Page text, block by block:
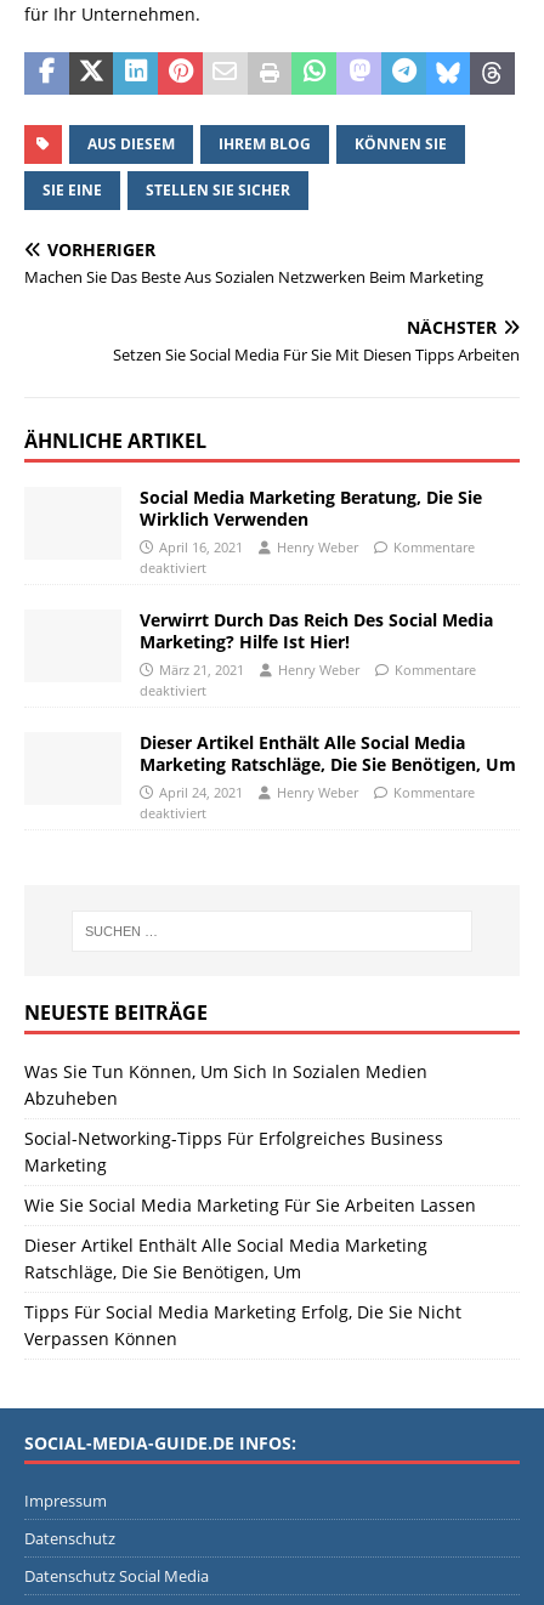
für Ihr Unternehmen.
AUS DIESEM IHREM BLOG KÖNNEN SIE
SIE EINE STELLEN SIE SICHER
VORHERIGER
Machen Sie Das Beste Aus Sozialen Netzwerken Beim Marketing
NÄCHSTER
Setzen Sie Social Media Für Sie Mit Diesen Tipps Arbeiten
ÄHNLICHE ARTIKEL
Social Media Marketing Beratung, Die Sie
Wirklich Verwenden
April 16, 2021 Henry Weber
Kommentare
deaktiviert
Verwirrt Durch Das Reich Des Social Media
Marketing? Hilfe Ist Hier!
März 21, 2021 Henry Weber
Kommentare
deaktiviert
Dieser Artikel Enthält Alle Social Media
Marketing Ratschläge, Die Sie Benötigen, Um
April 24, 2021 Henry Weber
Kommentare
deaktiviert
NEUESTE BEITRÄGE
Was Sie Tun Können, Um Sich In Sozialen Medien
Abzuheben
Social-Networking-Tipps Für Erfolgreiches Business
Marketing
Wie Sie Social Media Marketing Für Sie Arbeiten Lassen
Dieser Artikel Enthält Alle Social Media Marketing
Ratschläge, Die Sie Benötigen, Um
Tipps Für Social Media Marketing Erfolg, Die Sie Nicht
Verpassen Können
SOCIAL-MEDIA-GUIDE.DE INFOS:
Impressum
Datenschutz
Datenschutz Social Media